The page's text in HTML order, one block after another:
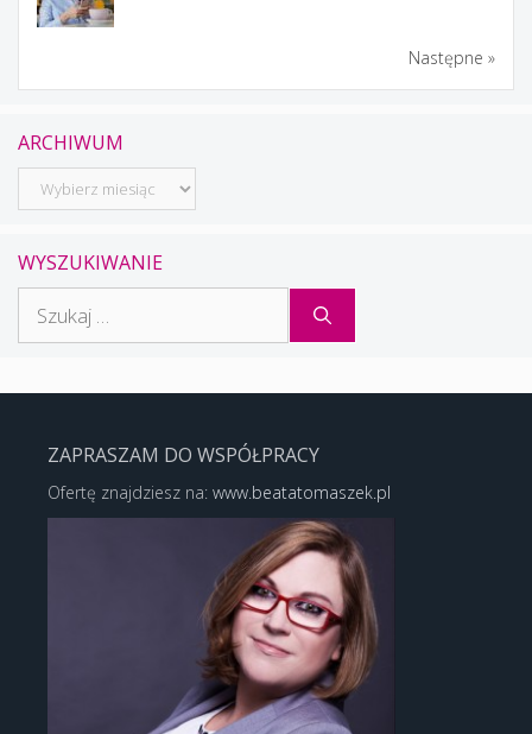
Następne »
ARCHIWUM
Archiwum
WYSZUKIWANIE
ZAPRASZAM DO WSPÓŁPRACY
Ofertę znajdziesz na: www.beatatomaszek.pl